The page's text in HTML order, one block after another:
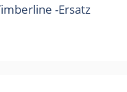
-Ersatz